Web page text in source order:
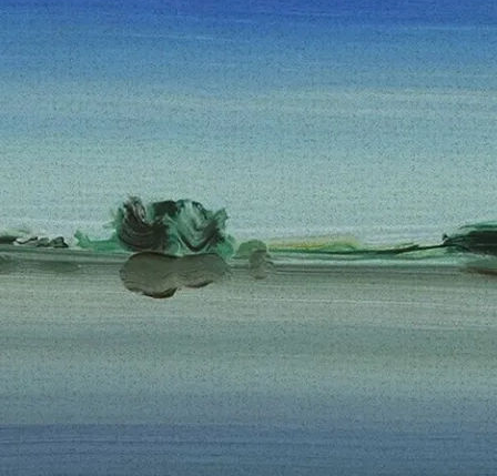
Filmatiseringar Framsidor
Historia Illustrerat Klass
Kvinnors liv
Kärlek
Läsa Mord Nobelpriset
Nyutkommet Personligt Poesi
& samhälle Prisbelönt
Relationer Sorg
Storbritannien Summeringar
Tonår Ungdomsböcker
USA Utläst Vill läsa